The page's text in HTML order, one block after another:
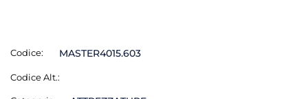
Codice: MASTER4015.603
Codice Alt.: